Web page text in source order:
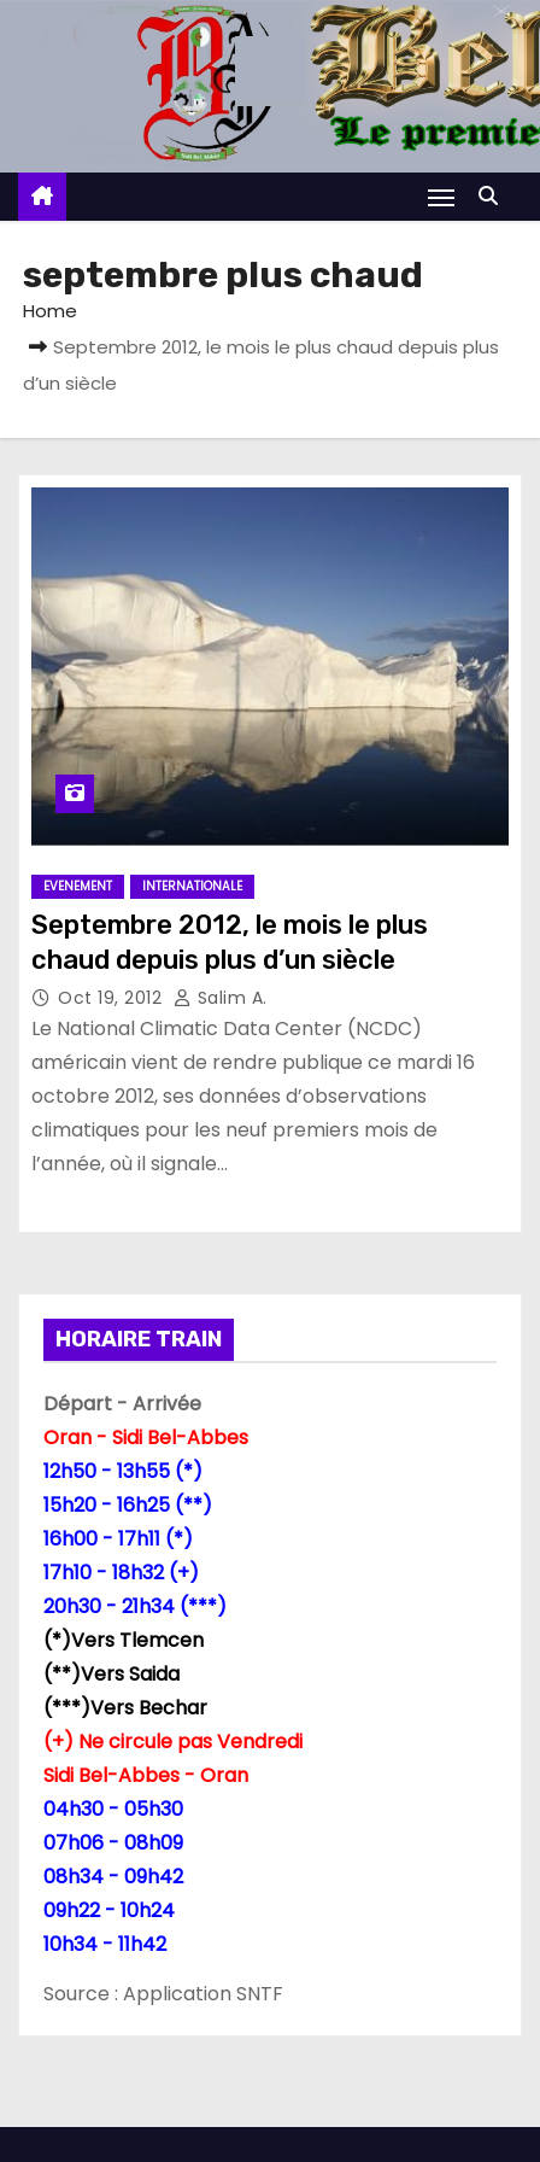
c
septembre plus chaud
Home
Septembre 2012, le mois le plus chaud depuis plus
d’un siècle
EVENEMENT INTERNATIONALE
Septembre 2012, le mois le plus
chaud depuis plus d’un siècle
Oct 19, 2012 Salim A.
Le National Climatic Data Center (NCDC)
américain vient de rendre publique ce mardi 16
octobre 2012, ses données d’observations
climatiques pour les neuf premiers mois de
l’année, où il signale…
HORAIRE TRAIN
Départ - Arrivée
Oran - Sidi Bel-Abbes
12h50 - 13h55 (*)
15h20 - 16h25 (**)
16h00 - 17h11 (*)
17h10 - 18h32 (+)
20h30 - 21h34 (***)
(*)Vers Tlemcen
(**)Vers Saida
(***)Vers Bechar
(+) Ne circule pas Vendredi
Sidi Bel-Abbes - Oran
04h30 - 05h30
07h06 - 08h09
08h34 - 09h42
09h22 - 10h24
10h34 - 11h42
Source : Application SNTF